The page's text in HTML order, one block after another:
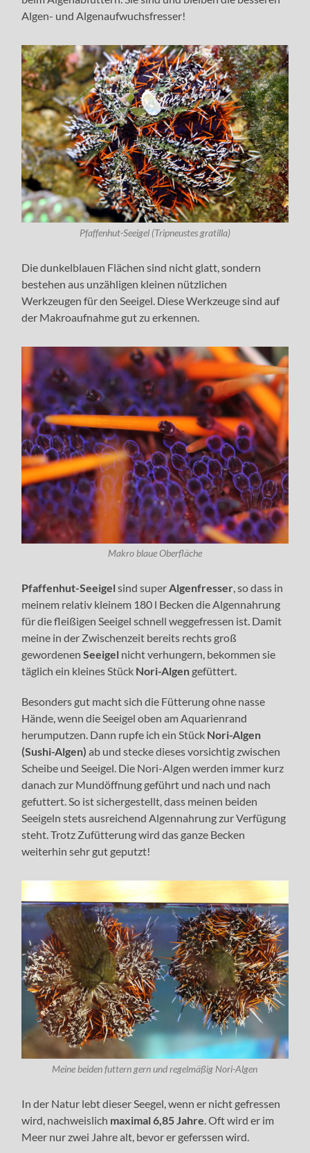
Algen- und Algenaufwuchsfresser!
Pfaffenhut-Seeigel (Tripneustes gratilla)
Die dunkelblauen Flächen sind nicht glatt, sondern
bestehen aus unzähligen kleinen nützlichen
Werkzeugen für den Seeigel. Diese Werkzeuge sind auf
der Makroaufnahme gut zu erkennen.
Makro blaue Oberfläche
Pfaffenhut-Seeigelsind superAlgenfresser, so dass in
meinem relativ kleinem 180 l Becken die Algennahrung
für die fleißigen Seeigel schnell weggefressen ist. Damit
meine in der Zwischenzeit bereits rechts groß
gewordenen Seeigel nicht verhungern, bekommen sie
täglich ein kleines Stück Nori-Algen gefüttert.
Besonders gut macht sich die Fütterung ohne nasse
Hände, wenn die Seeigel oben am Aquarienrand
herumputzen. Dann rupfe ich ein Stück Nori-Algen
(Sushi-Algen) ab und stecke dieses vorsichtig zwischen
Scheibe und Seeigel. Die Nori-Algen werden immer kurz
danach zur Mundöffnung geführt und nach und nach
gefuttert. So ist sichergestellt, dass meinen beiden
Seeigeln stets ausreichend Algennahrung zur Verfügung
steht. Trotz Zufütterung wird das ganze Becken
weiterhin sehr gut geputzt!
Meine beiden futtern gern und regelmäßig Nori-Algen
In der Natur lebt dieser Seegel, wenn er nicht gefressen
wird, nachweislich maximal 6,85 Jahre. Oft wird er im
Meer nur zwei Jahre alt, bevor er geferssen wird.